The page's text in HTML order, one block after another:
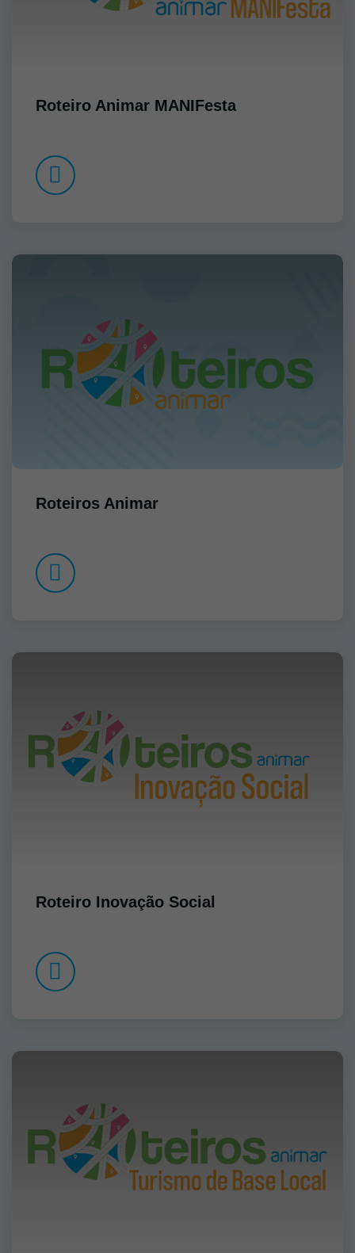
Roteiro Animar MANIFesta
Roteiros Animar
Roteiro Inovação Social